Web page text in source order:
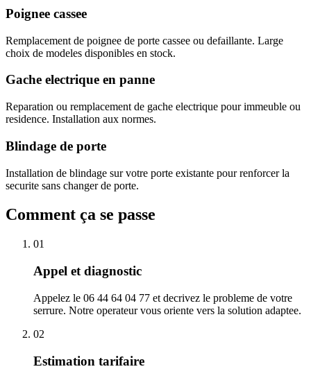
Poignee cassee
Remplacement de poignee de porte cassee ou defaillante. Large
choix de modeles disponibles en stock.
Gache electrique en panne
Reparation ou remplacement de gache electrique pour immeuble ou
residence. Installation aux normes.
Blindage de porte
Installation de blindage sur votre porte existante pour renforcer la
securite sans changer de porte.
Comment ça se passe
01
Appel et diagnostic
Appelez le 06 44 64 04 77 et decrivez le probleme de votre
serrure. Notre operateur vous oriente vers la solution adaptee.
02
Estimation tarifaire